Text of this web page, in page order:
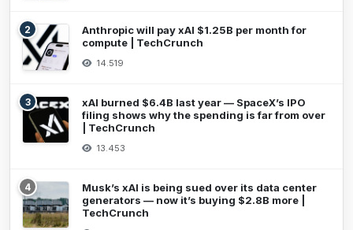
2
Anthropic will pay xAI $1.25B per month for
compute | TechCrunch
14.519
3
xAI burned $6.4B last year — SpaceX’s IPO
filing shows why the spending is far from over
| TechCrunch
13.453
4
Musk’s xAI is being sued over its data center
generators — now it’s buying $2.8B more |
TechCrunch